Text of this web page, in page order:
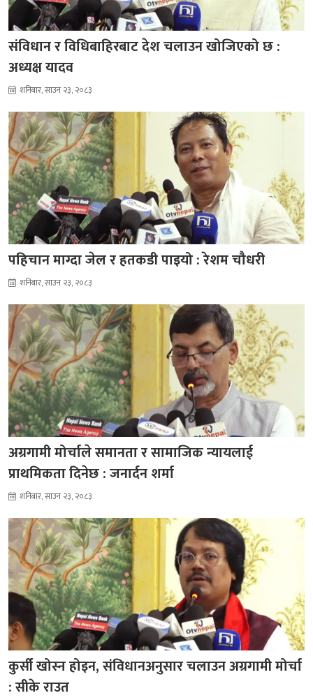
संविधान र विधिबाहिरबाट देश चलाउन खोजिएको छ :
अध्यक्ष यादव
शनिबार, साउन २३, २०८३
पहिचान माग्दा जेल र हतकडी पाइयो : रेशम चौधरी
शनिबार, साउन २३, २०८३
अग्रगामी मोर्चाले समानता र सामाजिक न्यायलाई
प्राथमिकता दिनेछ : जनार्दन शर्मा
शनिबार, साउन २३, २०८३
कुर्सी खोस्न होइन, संविधानअनुसार चलाउन अग्रगामी मोर्चा
: सीके राउत